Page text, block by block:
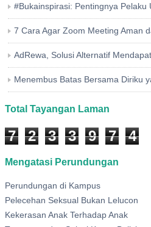
#Bukainspirasi: Pentingnya Pelaku
7 Cara Agar Zoom Meeting Aman
AdRewa, Solusi Alternatif
Menembus Batas Bersama Diriku
Total Tayangan Laman
7 2 3 3 9 7 4
Mengatasi Perundungan
Perundungan di Kampus
Pelecehan Seksual Bukan Lelucon
Kekerasan Anak Terhadap Anak